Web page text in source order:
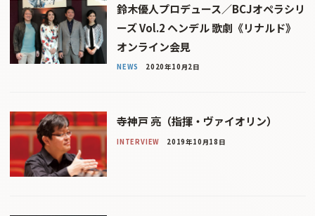
鈴木優人プロデュース／BCJオペラシリ
ーズ Vol.2 ヘンデル 歌劇《リナルド》
オンライン会見
NEWS 2020年10月2日
寺神戸 亮（指揮・ヴァイオリン）
INTERVIEW 2019年10月18日